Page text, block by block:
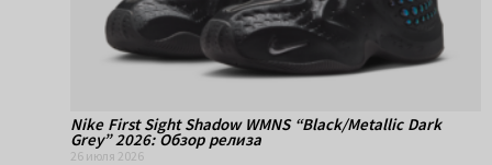
Nike First Sight Shadow WMNS “Black/Metallic Dark
Grey” 2026: Обзор релиза
26 июля 2026